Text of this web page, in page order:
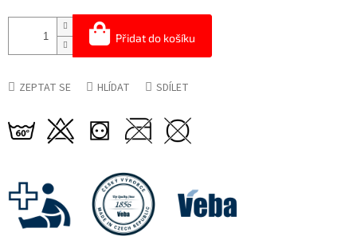
Přidat do košíku
ZEPTAT SE HLÍDAT SDÍLET